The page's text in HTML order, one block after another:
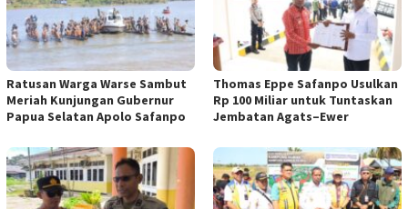
Ratusan Warga Warse Sambut
Meriah Kunjungan Gubernur
Papua Selatan Apolo Safanpo
Thomas Eppe Safanpo Usulkan
Rp 100 Miliar untuk Tuntaskan
Jembatan Agats–Ewer